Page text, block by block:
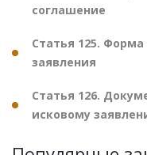
соглашение
Статья 125.
заявления
Статья 126.
исковому